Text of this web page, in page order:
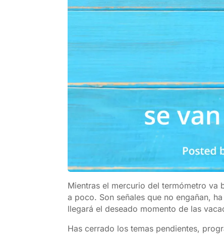
Mientras el mercurio del termómetro
a poco. Son señales que no engañan,
llegará el deseado momento de las
Has cerrado los temas pendientes,